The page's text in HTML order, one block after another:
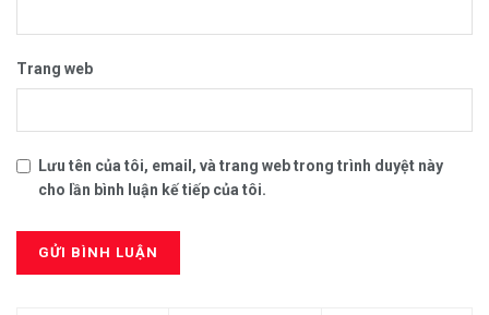
Trang web
Lưu tên của tôi, email, và trang web trong trình duyệt này
cho lần bình luận kế tiếp của tôi.